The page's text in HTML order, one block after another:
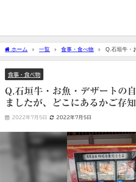
ホーム 一覧 食事・食べ物
Q.石垣牛・
伺いましたが、どこにあるかご存知でしょうか？？
食事・食べ物
Q.石垣牛・お魚・デザートの
ましたが、どこにあるかご存
2022年7月5日 2022年7月5日